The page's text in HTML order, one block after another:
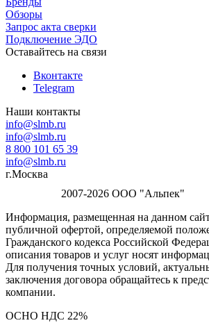
Обзоры
Запрос акта сверки
Подключение ЭДО
Оставайтесь на связи
Вконтакте
Telegram
Наши контакты
info@slmb.ru
info@slmb.ru
8 800 101 65 39
info@slmb.ru
г.Москва
2007-2026 ООО "Альпек"
Информация, размещенная на данном
публичной офертой, определяемой
Гражданского кодекса Российской
описания товаров и услуг носят
Для получения точных условий,
заключения договора обращайтесь к
компании.
ОСНО НДС 22%